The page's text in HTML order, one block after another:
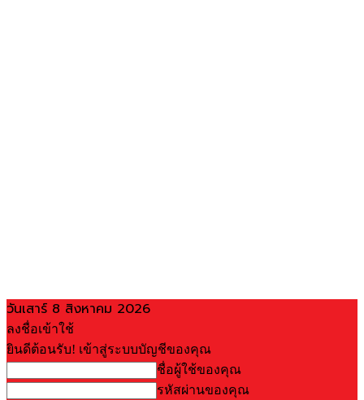
วันเสาร์ 8 สิงหาคม 2026
ลงชื่อเข้าใช้
ยินดีต้อนรับ! เข้าสู่ระบบบัญชีของคุณ
ชื่อผู้ใช้ของคุณ
รหัสผ่านของคุณ